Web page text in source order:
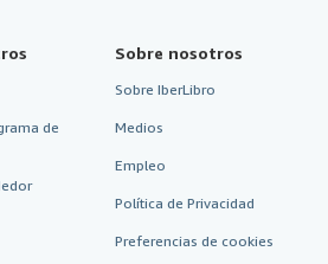
de
Sobre nosotros
Sobre IberLibro
Medios
Empleo
Política de Privacidad
Preferencias de cookies